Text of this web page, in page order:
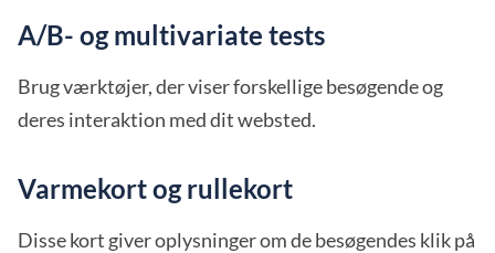
A/B- og multivariate tests
Brug værktøjer, der viser forskellige besøgende og
deres interaktion med dit websted.
Varmekort og rullekort
Disse kort giver oplysninger om de besøgendes klik på